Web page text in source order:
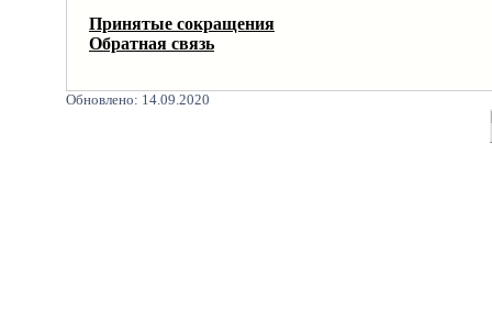
Принятые сокращения
Обратная связь
Обновлено: 14.09.2020